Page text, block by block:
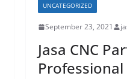
UNCATEGORIZED
September 23, 2021
Jasa CNC
Professional